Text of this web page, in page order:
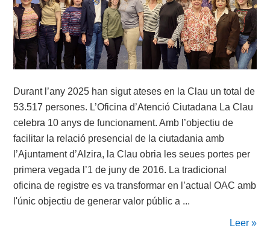
Durant l’any 2025 han sigut ateses en la Clau un total de
53.517 persones. L’Oficina d’Atenció Ciutadana La Clau
celebra 10 anys de funcionament. Amb l’objectiu de
facilitar la relació presencial de la ciutadania amb
l’Ajuntament d’Alzira, la Clau obria les seues portes per
primera vegada l’1 de juny de 2016. La tradicional
oficina de registre es va transformar en l’actual OAC amb
l'únic objectiu de generar valor públic a ...
Leer »